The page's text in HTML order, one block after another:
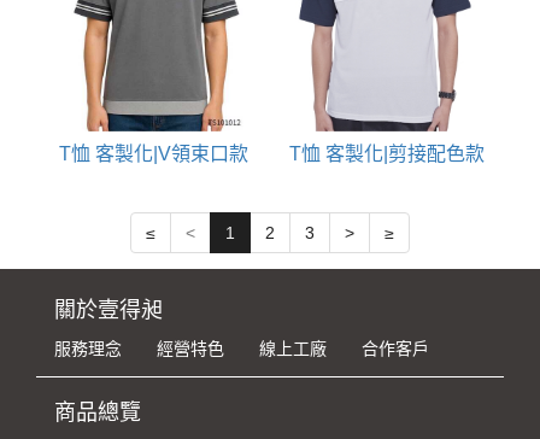
T恤 客製化|V領束口款 T恤 客製化|剪接配色款
≤ < 1 2 3 > ≥
關於壹得昶
服務理念 經營特色 線上工廠 合作客戶
商品總覽